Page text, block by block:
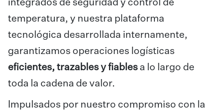
integrados de seguridad y control de
temperatura, y nuestra plataforma
tecnológica desarrollada internamente,
garantizamos operaciones logísticas
eficientes, trazables y fiables a lo largo de
toda la cadena de valor.
Impulsados por nuestro compromiso con la